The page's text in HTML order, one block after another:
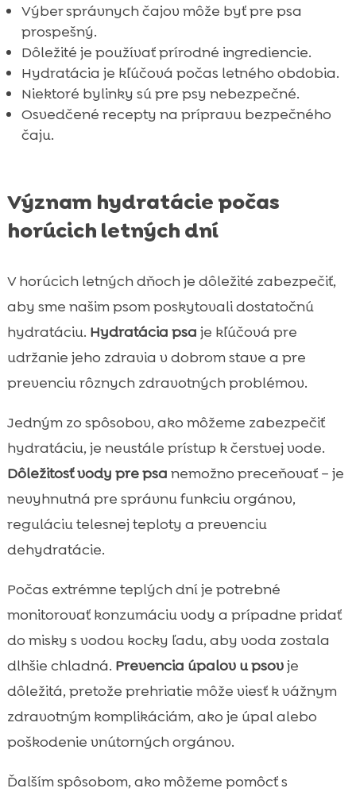
 Kedy sa vyhnúť podávaniu čaju
Testovanie nových čajov – postup krok za
krokom
Sezónne variácie letných čajov pre psa
Ako kombinovať čaje s inými letnými
aktivitami
Výber správnych čajov môže byť pre psa
prospešný.
Dôležité je používať prírodné ingrediencie.
Hydratácia je kľúčová počas letného obdobia.
Niektoré bylinky sú pre psy nebezpečné.
Osvedčené recepty na prípravu bezpečného
čaju.
Význam hydratácie počas
horúcich letných dní
V horúcich letných dňoch je dôležité zabezpečiť,
aby sme našim psom poskytovali dostatočnú
hydratáciu. Hydratácia psa je kľúčová pre
udržanie jeho zdravia v dobrom stave a pre
prevenciu rôznych zdravotných problémov.
Jedným zo spôsobov, ako môžeme zabezpečiť
hydratáciu, je neustále prístup k čerstvej vode.
Dôležitosť vody pre psa nemožno preceňovať – je
nevyhnutná pre správnu funkciu orgánov,
reguláciu telesnej teploty a prevenciu
dehydratácie.
Počas extrémne teplých dní je potrebné
monitorovať konzumáciu vody a prípadne pridať
do misky s vodou kocky ľadu, aby voda zostala
dlhšie chladná. Prevencia úpalov u psovje
dôležitá, pretože prehriatie môže viesť k vážnym
zdravotným komplikáciám, ako je úpal alebo
poškodenie vnútorných orgánov.
Ďalším spôsobom, ako môžeme pomôcť s